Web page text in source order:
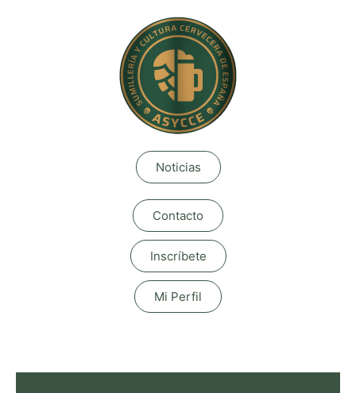
Noticias
Contacto
Inscríbete
Mi Perfil